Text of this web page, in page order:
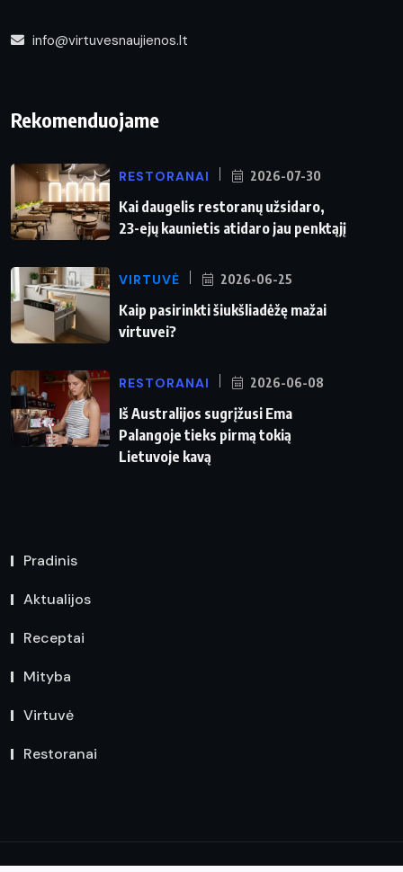
info@virtuvesnaujienos.lt
Rekomenduojame
RESTORANAI 2026-07-30
Kai daugelis restoranų užsidaro,
23-ejų kaunietis atidaro jau penktąjį
VIRTUVĖ 2026-06-25
Kaip pasirinkti šiukšliadėžę mažai
virtuvei?
RESTORANAI 2026-06-08
Iš Australijos sugrįžusi Ema
Palangoje tieks pirmą tokią
Lietuvoje kavą
Pradinis
Aktualijos
Receptai
Mityba
Virtuvė
Restoranai